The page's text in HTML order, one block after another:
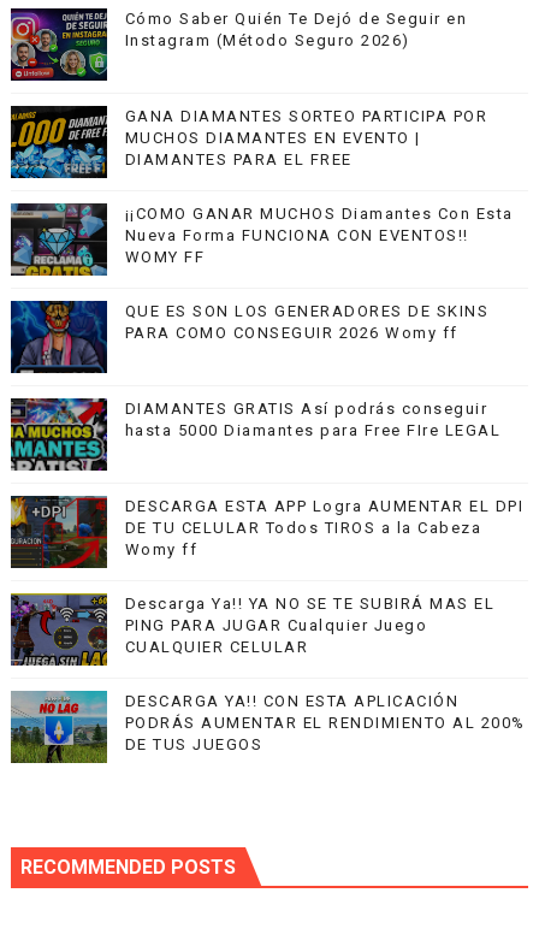
Cómo Saber Quién Te Dejó de Seguir en
Instagram (Método Seguro 2026)
GANA DIAMANTES SORTEO PARTICIPA POR
MUCHOS DIAMANTES EN EVENTO |
DIAMANTES PARA EL FREE
¡¡COMO GANAR MUCHOS Diamantes Con Esta
Nueva Forma FUNCIONA CON EVENTOS!!
WOMY FF
QUE ES SON LOS GENERADORES DE SKINS
PARA COMO CONSEGUIR 2026 Womy ff
DIAMANTES GRATIS Así podrás conseguir
hasta 5000 Diamantes para Free FIre LEGAL
DESCARGA ESTA APP Logra AUMENTAR EL DPI
DE TU CELULAR Todos TIROS a la Cabeza
Womy ff
Descarga Ya!! YA NO SE TE SUBIRÁ MAS EL
PING PARA JUGAR Cualquier Juego
CUALQUIER CELULAR
DESCARGA YA!! CON ESTA APLICACIÓN
PODRÁS AUMENTAR EL RENDIMIENTO AL 200%
DE TUS JUEGOS
RECOMMENDED POSTS